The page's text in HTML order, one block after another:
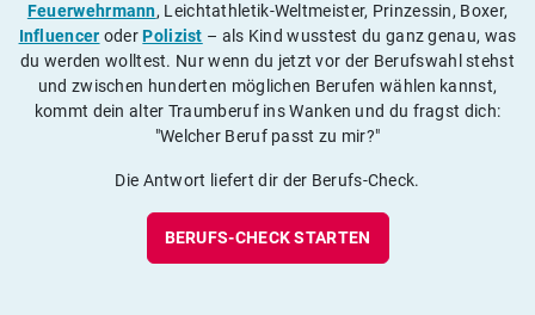
Feuerwehrmann, Leichtathletik-Weltmeister, Prinzessin, Boxer,
Influencer oderPolizist – als Kind wusstest du ganz genau, was
du werden wolltest. Nur wenn du jetzt vor der Berufswahl stehst
und zwischen hunderten möglichen Berufen wählen kannst,
kommt dein alter Traumberuf ins Wanken und du fragst dich:
"Welcher Beruf passt zu mir?"
Die Antwort liefert dir der Berufs-Check.
BERUFS-CHECK STARTEN